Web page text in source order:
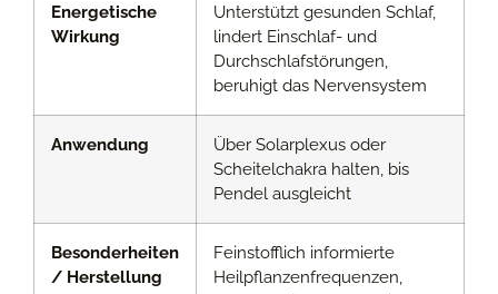
Energetische
Wirkung
Unterstützt gesunden Schlaf,
lindert Einschlaf- und
Durchschlafstörungen,
beruhigt das Nervensystem
Anwendung
Über Solarplexus oder
Scheitelchakra halten, bis
Pendel ausgleicht
Besonderheiten
/ Herstellung
Feinstofflich informierte
Heilpflanzenfrequenzen,